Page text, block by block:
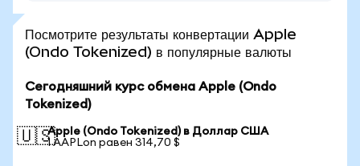
Посмотрите результаты конвертации Apple
(Ondo Tokenized) в популярные валюты
Сегодняшний курс обмена Apple (Ondo
Tokenized)
🇺🇸Apple (Ondo Tokenized) в Доллар США
1 AAPLon равен 314,70 $